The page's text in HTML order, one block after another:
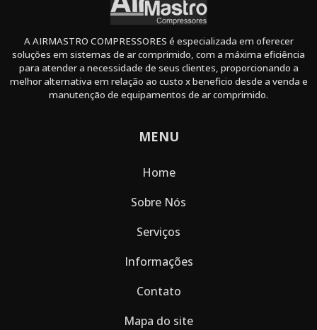
A AIRMASTRO COMPRESSORES é especializada em oferecer
soluções em sistemas de ar comprimido, com a máxima eficiência
para atender a necessidade de seus clientes, proporcionando a
melhor alternativa em relação ao custo x beneficio desde a venda e
manutenção de equipamentos de ar comprimido.
MENU
Home
Sobre Nós
Serviços
Informações
Contato
Mapa do site